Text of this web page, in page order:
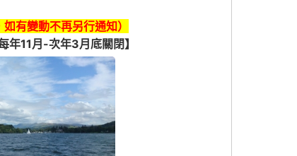
如有變動不再另行通知）
11月-次年3月底關閉】